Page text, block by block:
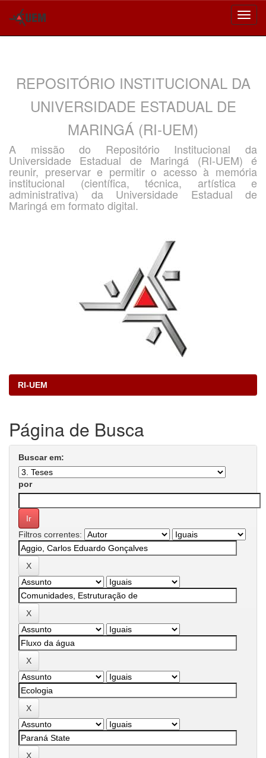
REPOSITÓRIO INSTITUCIONAL DA
UNIVERSIDADE ESTADUAL DE
MARINGÁ (RI-UEM)
A missão do Repositório Institucional da
Universidade Estadual de Maringá (RI-UEM) é
reunir, preservar e permitir o acesso à memória
institucional (científica, técnica, artística e
administrativa) da Universidade Estadual de
Maringá em formato digital.
RI-UEM
Página de Busca
Buscar em:
por
Filtros correntes: